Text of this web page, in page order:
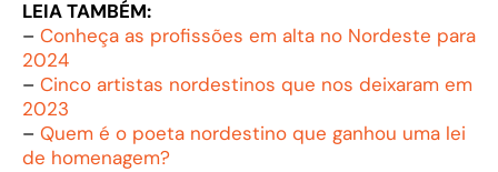
LEIA TAMBÉM:
– Conheça as profissões em alta no Nordeste para
2024
– Cinco artistas nordestinos que nos deixaram em
2023
– Quem é o poeta nordestino que ganhou uma lei
de homenagem?